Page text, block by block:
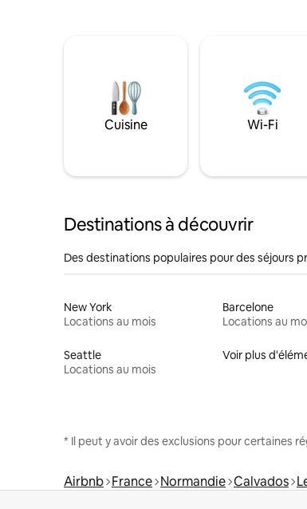
Cuisine Wi-Fi
Destinations à découvrir
Des destinations populaires pour des séjours
New York
Locations au mois
Barcelone
Locations au
Seattle
Locations au mois
Voir plus
* Il peut y avoir des exclusions pour certaines
Airbnb France Normandie Calvados